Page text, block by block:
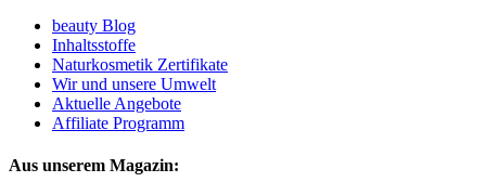
beauty Blog
Inhaltsstoffe
Naturkosmetik Zertifikate
Wir und unsere Umwelt
Aktuelle Angebote
Affiliate Programm
Aus unserem Magazin: